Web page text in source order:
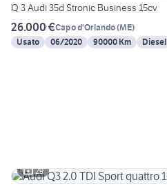
Q 3 Audi 35d Stronic Business 15cv
26.000 €Capo d'Orlando(ME)
Usato
06/2020 90000 Km Diesel
29